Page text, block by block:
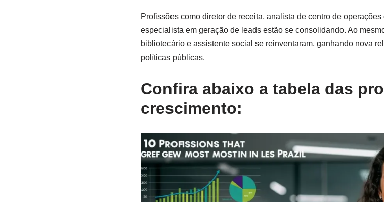
Profissões como diretor de receita, analista de centro de
especialista em geração de leads estão se consolidando. Ao
bibliotecário e assistente social se reinventaram, ganhando nova
políticas públicas.
Confira abaixo a tabela das
crescimento: